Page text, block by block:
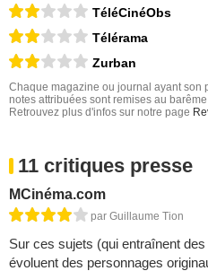
TéléCinéObs
Télérama
Zurban
Chaque magazine ou journal ayant son
notes attribuées sont remises au
Retrouvez plus d'infos sur notre page
11 critiques presse
MCinéma.com
par Guillaume Tion
Sur ces sujets (qui entraînent
évoluent des personnages